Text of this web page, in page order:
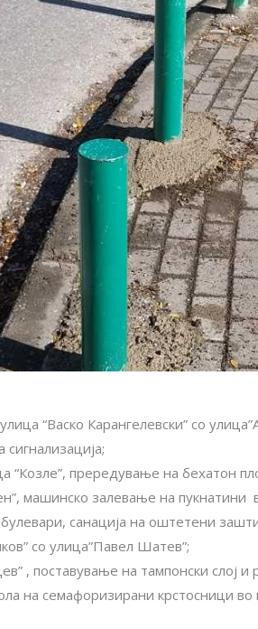
“Васко Карангелевски” со
“Козле”, прередување на бехатон
машинско залевање на пукнатини
санација на оштетени
со улица”Павел Шатев”;
, поставување на тампонски слој и
на семафоризирани крстосници во